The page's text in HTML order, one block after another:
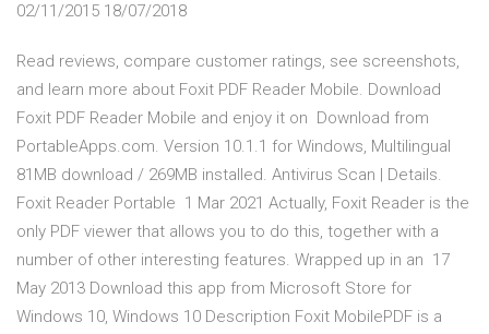
02/11/2015 18/07/2018
Read reviews, compare customer ratings, see screenshots,
and learn more about Foxit PDF Reader Mobile. Download
Foxit PDF Reader Mobile and enjoy it on Download from
PortableApps.com. Version 10.1.1 for Windows, Multilingual
81MB download / 269MB installed. Antivirus Scan | Details.
Foxit Reader Portable 1 Mar 2021 Actually, Foxit Reader is the
only PDF viewer that allows you to do this, together with a
number of other interesting features. Wrapped up in an 17
May 2013 Download this app from Microsoft Store for
Windows 10, Windows 10 Description Foxit MobilePDF is a